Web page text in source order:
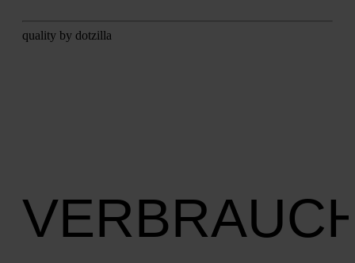
qua­li­ty by dot­zil­la